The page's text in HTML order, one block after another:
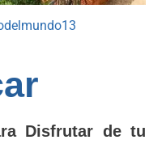
Disfrutar de tu